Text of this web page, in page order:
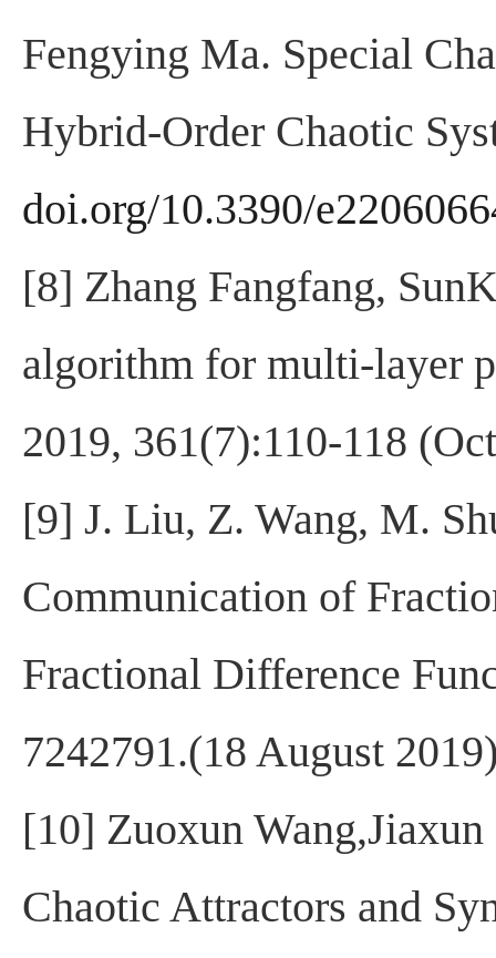
Fengying Ma. Special
Hybrid-Order Chaotic
doi.org/10.3390/
[8] Zhang Fangfang,
algorithm for multi-layer
2019, 361(7):110-118
[9] J. Liu, Z. Wang, M.
Communication of
Fractional Difference
7242791.(18 August
[10] Zuoxun
Chaotic Attractors and